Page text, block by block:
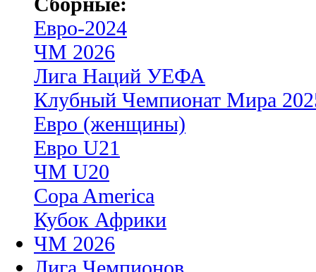
Евро-2024
ЧМ 2026
Лига Наций УЕФА
Клубный Чемпионат Мира
Евро (женщины)
Евро U21
ЧМ U20
Copa America
Кубок Африки
ЧМ 2026
Лига Чемпионов